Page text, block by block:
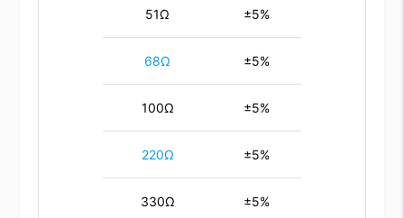
51Ω ±5%
68Ω ±5%
100Ω ±5%
220Ω ±5%
330Ω ±5%